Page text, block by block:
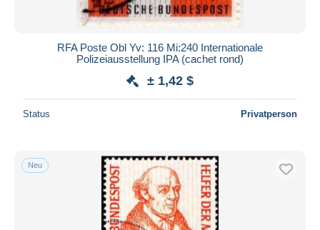
RFA Poste Obl Yv: 116 Mi:240 Internationale
Polizeiausstellung IPA (cachet rond)
± 1,42 $
Status Privatperson
Neu